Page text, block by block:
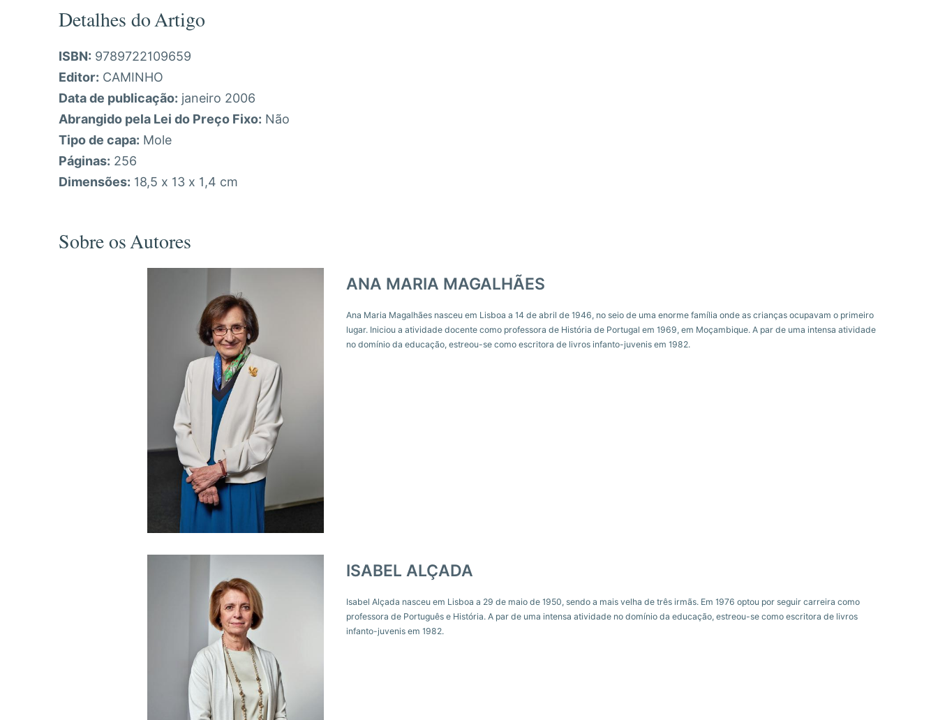
Detalhes do Artigo
ISBN: 9789722109659
Editor: CAMINHO
Data de publicação: janeiro 2006
Abrangido pela Lei do Preço Fixo: Não
Tipo de capa: Mole
Páginas: 256
Dimensões: 18,5 x 13 x 1,4 cm
Sobre os Autores
ANA MARIA MAGALHÃES
Ana Maria Magalhães nasceu em Lisboa a 14 de abril de 1946, no seio de uma enorme família onde as crianças ocupavam o primeiro
lugar. Iniciou a atividade docente como professora de História de Portugal em 1969, em Moçambique. A par de uma intensa atividade
no domínio da educação, estreou-se como escritora de livros infanto-juvenis em 1982.
ISABEL ALÇADA
Isabel Alçada nasceu em Lisboa a 29 de maio de 1950, sendo a mais velha de três irmãs. Em 1976 optou por seguir carreira como
professora de Português e História. A par de uma intensa atividade no domínio da educação, estreou-se como escritora de livros
infanto-juvenis em 1982.